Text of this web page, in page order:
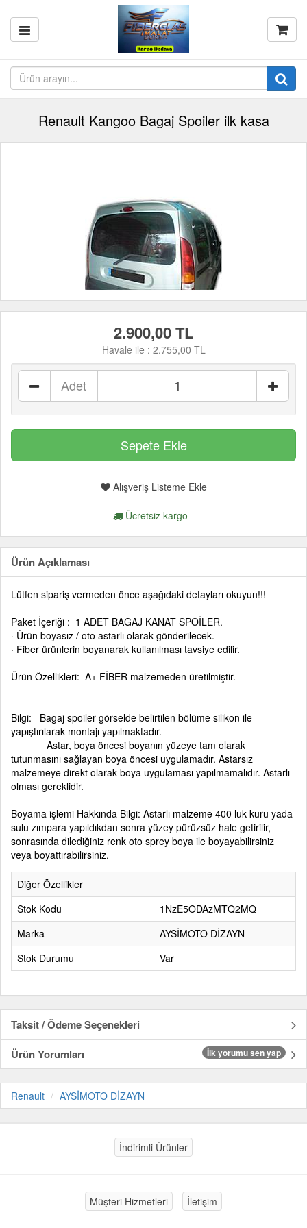
Renault Kangoo Bagaj Spoiler ilk kasa
2.900,00 TL
Havale ile : 2.755,00 TL
Adet
Alışveriş Listeme Ekle
Ücretsiz kargo
Ürün Açıklaması
Lütfen sipariş vermeden önce aşağıdaki detayları okuyun!!!
Paket İçeriği : 1 ADET BAGAJ KANAT SPOİLER.
· Ürün boyasız / oto astarlı olarak gönderilecek.
· Fiber ürünlerin boyanarak kullanılması tavsiye edilir.
Ürün Özellikleri: A+ FİBER malzemeden üretilmiştir.
Bilgi: Bagaj spoiler görselde belirtilen bölüme silikon ile
yapıştırılarak montajı yapılmaktadır.
Astar, boya öncesi boyanın yüzeye tam olarak
tutunmasını sağlayan boya öncesi uygulamadır. Astarsız
malzemeye direkt olarak boya uygulaması yapılmamalıdır. Astarlı
olması gereklidir.
Boyama işlemi Hakkında Bilgi: Astarlı malzeme 400 luk kuru yada
sulu zımpara yapıldıkdan sonra yüzey pürüzsüz hale getirilir,
sonrasında dilediğiniz renk oto sprey boya ile boyayabilirsiniz
veya boyattırabilirsiniz.
Diğer Özellikler
Stok Kodu
1NzE5ODAzMTQ2MQ
Marka
AYSİMOTO DİZAYN
Stok Durumu
Var
Taksit / Ödeme Seçenekleri
Ürün Yorumları
İlk yorumu sen yap
Renault AYSİMOTO DİZAYN
İndirimli Ürünler
Müşteri Hizmetleri İletişim